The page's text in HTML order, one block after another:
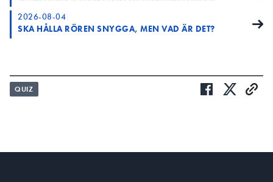
2026-08-04
SKA HÅLLA RÖREN SNYGGA, MEN VAD ÄR DET?
QUIZ